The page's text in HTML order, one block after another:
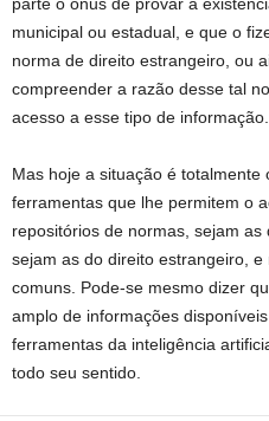
municipal ou estadual, e que o
norma de direito estrangeiro, ou
compreender a razão desse tal
acesso a esse tipo de informação.
Mas hoje a situação é
ferramentas que lhe permitem o
repositórios de normas, sejam as
sejam as do direito estrangeiro,
comuns. Pode-se mesmo dizer
amplo de informações
ferramentas da inteligência
todo seu sentido.